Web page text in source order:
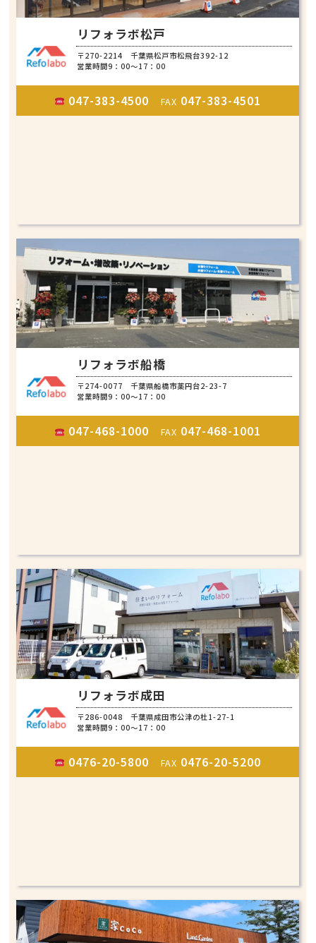
リフォラボ松戸
〒270-2214 千葉県松戸市松飛台392-12
営業時間9：00～17：00
047-383-4500FAX 047-383-4501
リフォラボ船橋
〒274-0077 千葉県船橋市薬円台2-23-7
営業時間9：00～17：00
047-468-1000FAX 047-468-1001
リフォラボ成田
〒286-0048 千葉県成田市公津の杜1-27-1
営業時間9：00～17：00
0476-20-5800FAX 0476-20-5200